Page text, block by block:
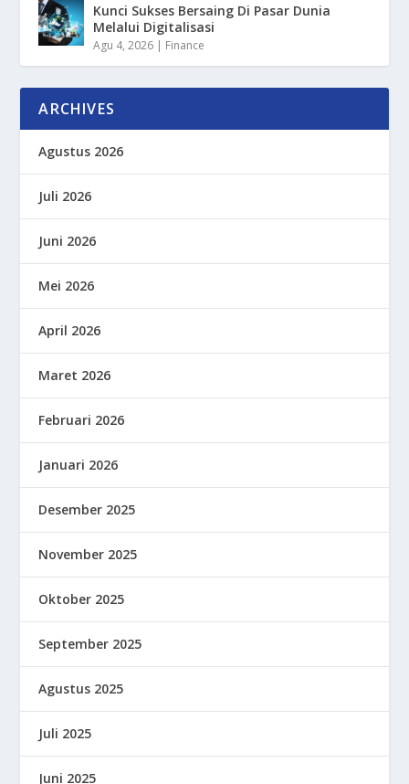
Kunci Sukses Bersaing Di Pasar Dunia
Melalui Digitalisasi
Agu 4, 2026 | Finance
ARCHIVES
Agustus 2026
Juli 2026
Juni 2026
Mei 2026
April 2026
Maret 2026
Februari 2026
Januari 2026
Desember 2025
November 2025
Oktober 2025
September 2025
Agustus 2025
Juli 2025
Juni 2025